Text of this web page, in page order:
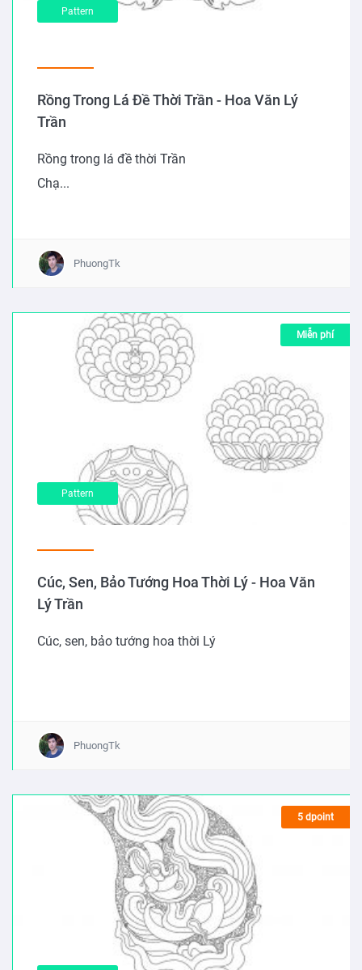
Pattern
Rồng Trong Lá Đề Thời Trần - Hoa Văn Lý
Trần
Rồng trong lá đề thời Trần
Chạ...
PhuongTk
Pattern
Miễn phí
Cúc, Sen, Bảo Tướng Hoa Thời Lý - Hoa Văn
Lý Trần
Cúc, sen, bảo tướng hoa thời Lý
PhuongTk
5 dpoint